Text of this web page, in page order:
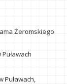
Żeromskiego
Puławach,